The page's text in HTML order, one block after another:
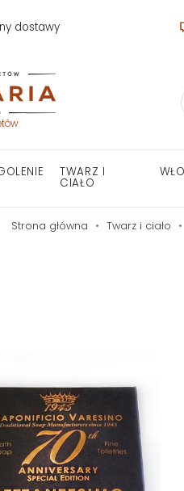
dostawy
TWARZ I
CIAŁO
Strona główna Twarz i ciało